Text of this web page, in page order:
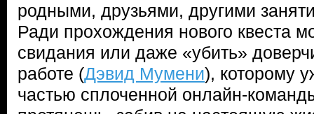
родными, друзьями, другими
Ради прохождения нового квеста
свидания или даже «убить»
работе (Дэвид Мумени), которому
частью сплоченной онлайн-